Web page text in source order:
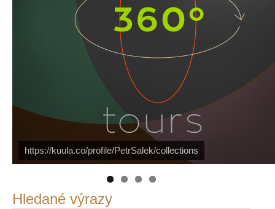
https://kuula.co/profile/PetrSalek/collections
PetrSalek.com
Náš mediální partnerFotoVideo.cz
Hledané výrazy